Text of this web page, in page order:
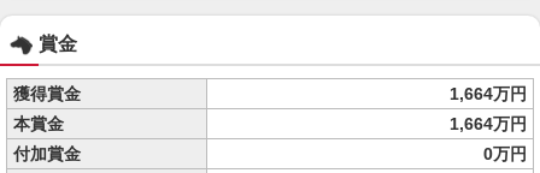
賞金
獲得賞金
1,664万円
本賞金
1,664万円
付加賞金
0万円